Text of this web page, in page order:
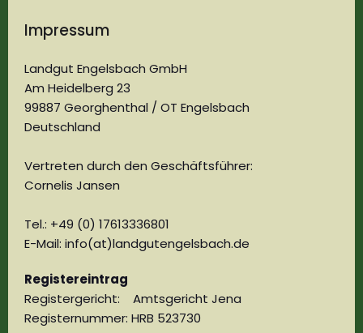
Impressum
Landgut Engelsbach GmbH
Am Heidelberg 23
99887 Georghenthal / OT Engelsbach
Deutschland
Vertreten durch den Geschäftsführer:
Cornelis Jansen
Tel.: +49 (0) 17613336801
E-Mail: info(at)landgutengelsbach.de
Registereintrag
Registergericht: Amtsgericht Jena
Registernummer: HRB 523730